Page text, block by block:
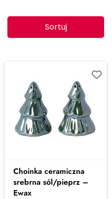
Sortuj
Choinka ceramiczna
srebrna sól/pieprz –
Ewax